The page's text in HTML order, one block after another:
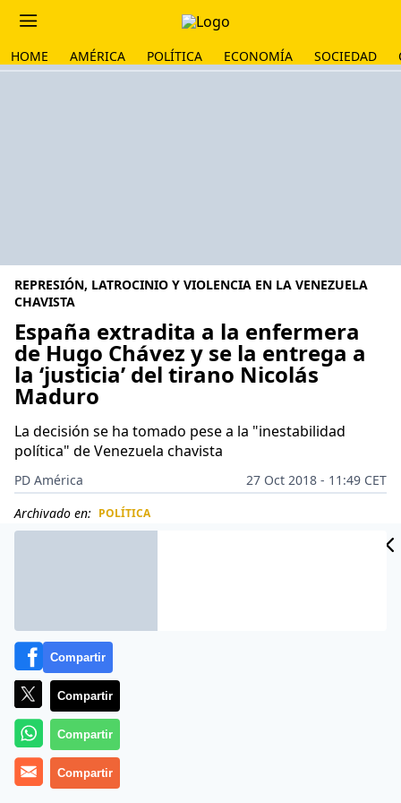
HOME AMÉRICA POLÍTICA ECONOMÍA SOCIEDAD
REPRESIÓN, LATROCINIO Y VIOLENCIA EN LA VENEZUELA
CHAVISTA
España extradita a la enfermera
de Hugo Chávez y se la entrega a
la ‘justicia’ del tirano Nicolás
Maduro
La decisión se ha tomado pese a la "inestabilidad
política" de Venezuela chavista
PD América
27 Oct 2018 - 11:49 CET
Archivado en: POLÍTICA
Compartir
Compartir
Compartir
Compartir